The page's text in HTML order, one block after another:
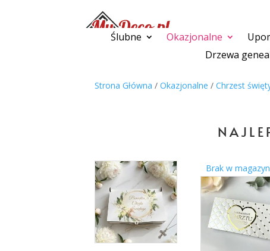
Ślubne Okazjonalne
Drzewa
Strona Główna /Okazjonalne /Chrzest
Brak w